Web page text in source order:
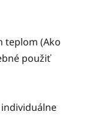
teplom (Ako
použiť